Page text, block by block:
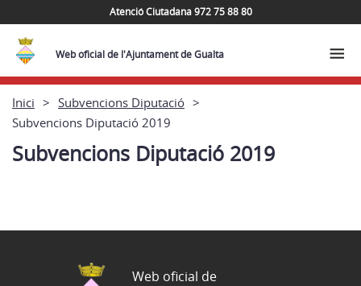
Atenció Ciutadana 972 75 88 80
Web oficial de l'Ajuntament de Gualta
Inici
Subvencions Diputació
Subvencions Diputació 2019
Subvencions Diputació 2019
Web oficial de